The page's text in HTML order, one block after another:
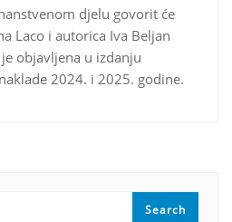
djelu govorit će
Laco i autorica Iva Beljan
objavljena u izdanju
2024. i 2025. godine.